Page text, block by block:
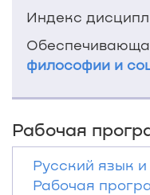
Индекс
философии и
Рабочая
Русский язык и
Рабочая